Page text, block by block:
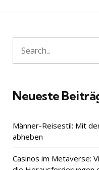
Search
for:
Neueste
Männer-Reisestil: Mit
abheben
Casinos im Metaverse: